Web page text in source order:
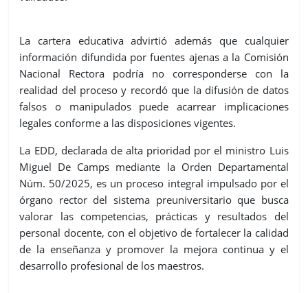
La cartera educativa advirtió además que cualquier
información difundida por fuentes ajenas a la Comisión
Nacional Rectora podría no corresponderse con la
realidad del proceso y recordó que la difusión de datos
falsos o manipulados puede acarrear implicaciones
legales conforme a las disposiciones vigentes.
La EDD, declarada de alta prioridad por el ministro Luis
Miguel De Camps mediante la Orden Departamental
Núm. 50/2025, es un proceso integral impulsado por el
órgano rector del sistema preuniversitario que busca
valorar las competencias, prácticas y resultados del
personal docente, con el objetivo de fortalecer la calidad
de la enseñanza y promover la mejora continua y el
desarrollo profesional de los maestros.